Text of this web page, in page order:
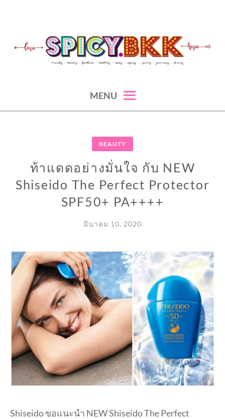
content
MENU
BEAUTY
ท้าแดดอย่างมั่นใจ​ ​กับ​ NEW
Shiseido The Perfect Protector
SPF50+ PA++++
มีนาคม 10, 2020
Shiseido ขอแนะนำ NEW Shiseido The Perfect